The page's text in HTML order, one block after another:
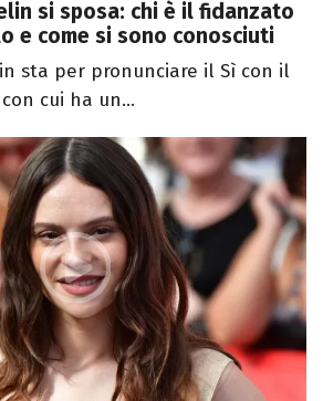
si sposa: chi è il fidanzato
e come si sono conosciuti
sta per pronunciare il Sì con il
cui ha un...